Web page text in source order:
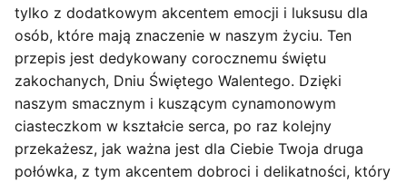
tylko z dodatkowym akcentem emocji i luksusu dla
osób, które mają znaczenie w naszym życiu. Ten
przepis jest dedykowany corocznemu świętu
zakochanych, Dniu Świętego Walentego. Dzięki
naszym smacznym i kuszącym cynamonowym
ciasteczkom w kształcie serca, po raz kolejny
przekażesz, jak ważna jest dla Ciebie Twoja druga
połówka, z tym akcentem dobroci i delikatności, który